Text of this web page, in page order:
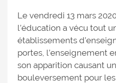
Le vendredi 13 mars
l’éducation a vécu tout
établissements
portes, l’enseignement
son apparition causant
bouleversement pour